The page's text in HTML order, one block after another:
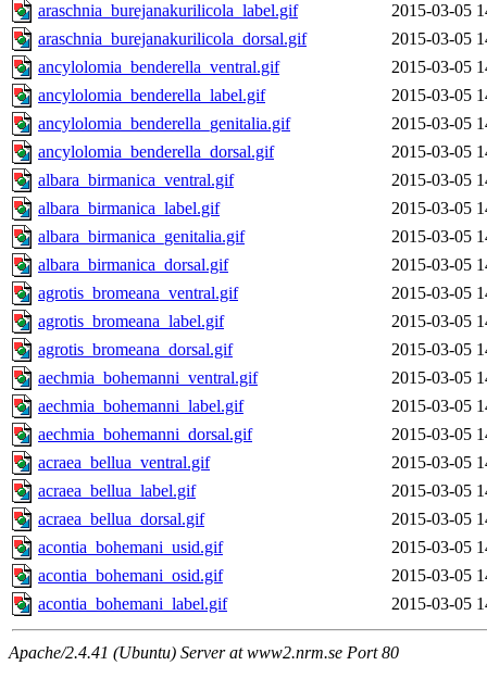
araschnia_burejanakurilicola_label.gif
2015-03-05
araschnia_burejanakurilicola_dorsal.gif
2015-03-05
ancylolomia_benderella_ventral.gif
2015-03-05
ancylolomia_benderella_label.gif
2015-03-05
ancylolomia_benderella_genitalia.gif
2015-03-05
ancylolomia_benderella_dorsal.gif
2015-03-05
albara_birmanica_ventral.gif
2015-03-05
albara_birmanica_label.gif
2015-03-05
albara_birmanica_genitalia.gif
2015-03-05
albara_birmanica_dorsal.gif
2015-03-05
agrotis_bromeana_ventral.gif
2015-03-05
agrotis_bromeana_label.gif
2015-03-05
agrotis_bromeana_dorsal.gif
2015-03-05
aechmia_bohemanni_ventral.gif
2015-03-05
aechmia_bohemanni_label.gif
2015-03-05
aechmia_bohemanni_dorsal.gif
2015-03-05
acraea_bellua_ventral.gif
2015-03-05
acraea_bellua_label.gif
2015-03-05
acraea_bellua_dorsal.gif
2015-03-05
acontia_bohemani_usid.gif
2015-03-05
acontia_bohemani_osid.gif
2015-03-05
acontia_bohemani_label.gif
2015-03-05
Apache/2.4.41 (Ubuntu) Server at www2.nrm.se Port 80